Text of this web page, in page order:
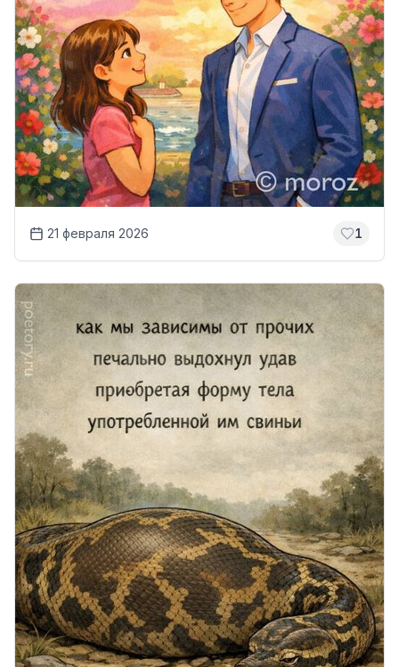
21 февраля 2026 1